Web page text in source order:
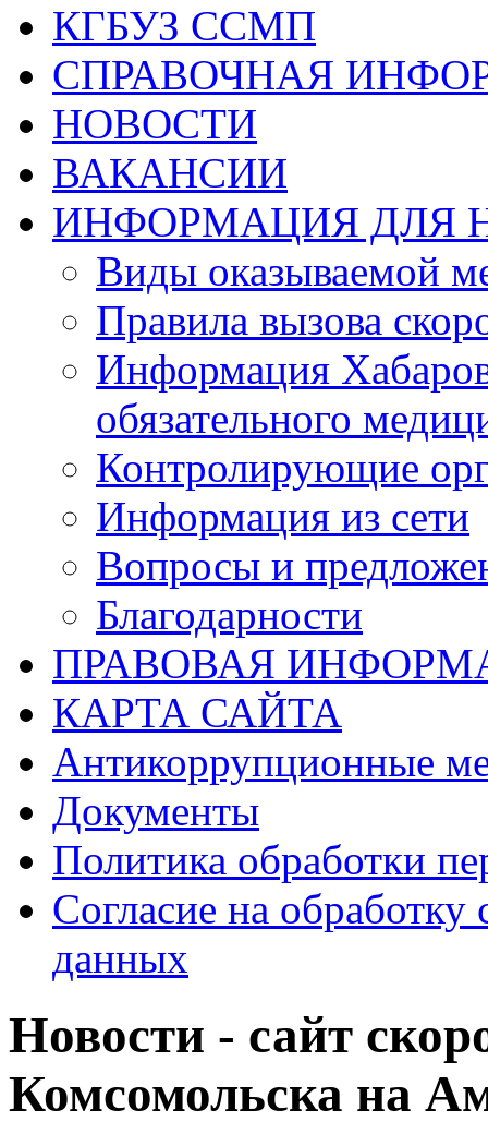
КГБУЗ ССМП
СПРАВОЧНАЯ
НОВОСТИ
ВАКАНСИИ
ИНФОРМАЦИЯ ДЛЯ
Виды оказываемой
Правила вызова
Информация
обязательного
Контролирующие
Информация из сети
Вопросы и
Благодарности
ПРАВОВАЯ
КАРТА САЙТА
Антикоррупционные
Документы
Политика обработки
Согласие на обработку
данных
Новости - сайт
Комсомольска на